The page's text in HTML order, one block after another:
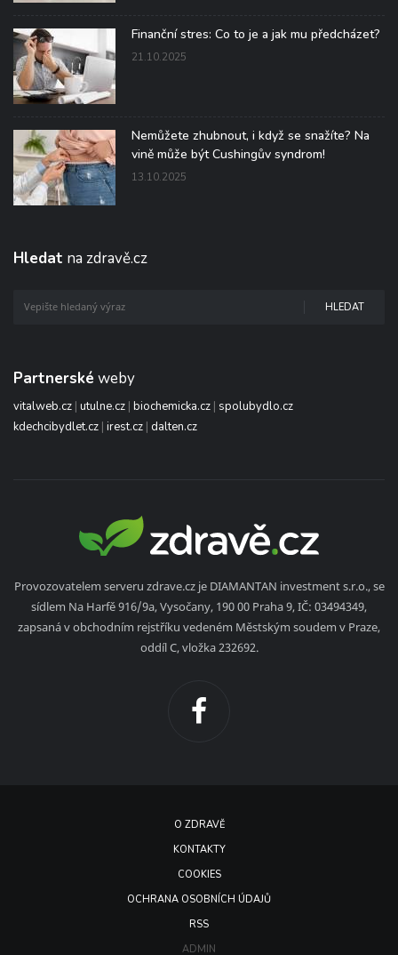
Finanční stres: Co to je a jak mu předcházet?
21.10.2025
Nemůžete zhubnout, i když se snažíte? Na
vině může být Cushingův syndrom!
13.10.2025
Hledat na zdravě.cz
HLEDAT
Partnerské weby
vitalweb.cz | utulne.cz | biochemicka.cz | spolubydlo.cz
kdechcibydlet.cz | irest.cz | dalten.cz
Provozovatelem serveru zdrave.cz je DIAMANTAN investment s.r.o., se
sídlem Na Harfě 916/9a, Vysočany, 190 00 Praha 9, IČ: 03494349,
zapsaná v obchodním rejstříku vedeném Městským soudem v Praze,
oddíl C, vložka 232692.
O ZDRAVĚ
KONTAKTY
COOKIES
OCHRANA OSOBNÍCH ÚDAJŮ
RSS
ADMIN